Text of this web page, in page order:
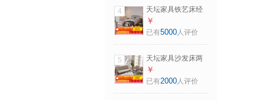
4
天坛家具铁艺床经
典单双人钢木铁床
现代环保简约小户
（不含床垫）
1.2*2.0m
￥
已有5000人评价
5
天坛家具沙发床两
用经典可折叠布艺
沙发现代简约单人
￥
已有2000人评价